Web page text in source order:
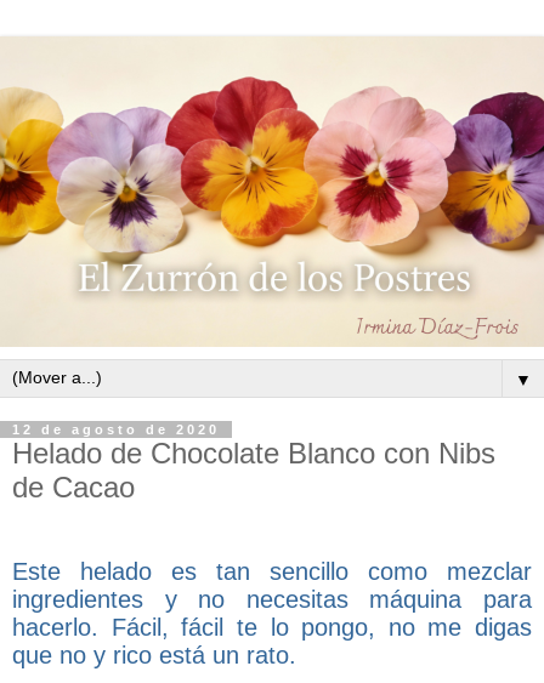
▼
12 de agosto de 2020
Helado de Chocolate Blanco con Nibs
de Cacao
Este helado es tan sencillo como mezclar
ingredientes y no necesitas máquina para
hacerlo. Fácil, fácil te lo pongo, no me digas
que no y rico está un rato.